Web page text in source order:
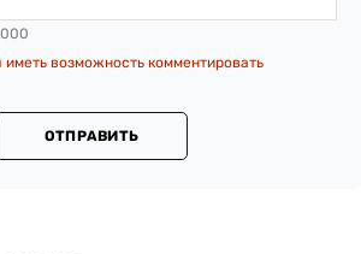
иметь возможность комментировать
ОТПРАВИТЬ